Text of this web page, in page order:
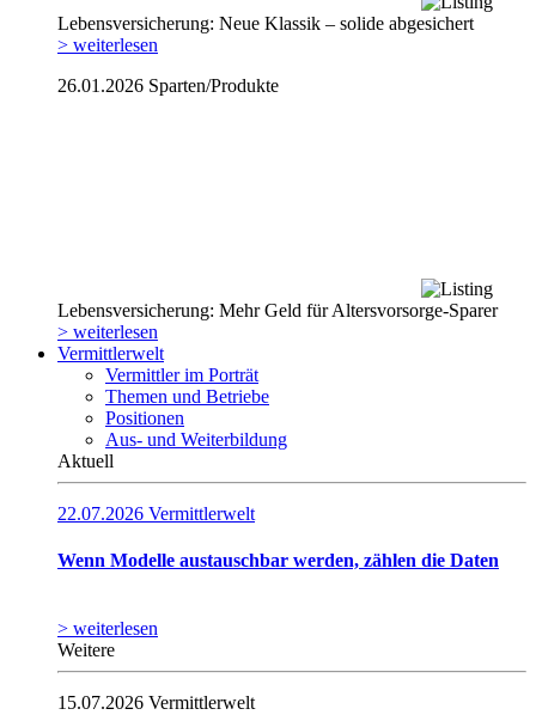
Lebensversicherung: Neue Klassik – solide abgesichert
> weiterlesen
26.01.2026 Sparten/Produkte
Lebensversicherung: Mehr Geld für Altersvorsorge-Sparer
> weiterlesen
Vermittlerwelt
Vermittler im Porträt
Themen und Betriebe
Positionen
Aus- und Weiterbildung
Aktuell
22.07.2026 Vermittlerwelt
Wenn Modelle austauschbar werden, zählen die Daten
> weiterlesen
Weitere
15.07.2026 Vermittlerwelt